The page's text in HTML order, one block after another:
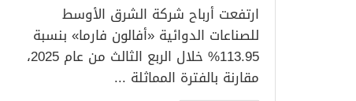
ارتفعت أرباح شركة الشرق الأوسط
للصناعات الدوائية «أفالون فارما» بنسبة
113.95% خلال الربع الثالث من عام 2025،
مقارنة بالفترة المماثلة ...